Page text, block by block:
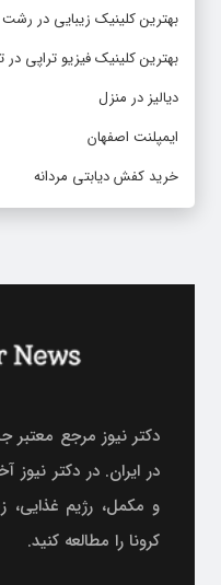
بهترین کلینیک زیبایی در رشت
بهترین کلینیک فیزیو تراپی در
دیالیز در منزل
ایمپلنت اصفهان
خرید کفش دیابتی مردانه
دکتر نیوز مرجع معتبر
در ایران. در دکتر نیوز
و مکمل، رژیم
کرونا را مطالعه کنید.